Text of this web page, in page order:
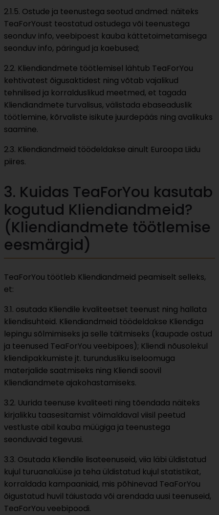
2.1.5. Ostude ja teenustega seotud andmed: näiteks
TeaForYoust teostatud ostudega või teenustega
seonduv info, veebipoest kauba kättetoimetamisega
seonduv info, päringud ja kaebused;
2.2. Kliendiandmete töötlemisel lähtub TeaForYou
kehtivatest õigusaktidest ning võtab vajalikud
tehnilised ja korralduslikud meetmed, et tagada
Kliendiandmete turvalisus, välistada ebaseaduslik
töötlemine, kõrvaliste isikute juurdepääs ning avalikuks
saamine.
2.3. Kliendiandmeid töödeldakse ainult Euroopa Liidu
piires.
3. Kuidas TeaForYou kasutab
kogutud Kliendiandmeid?
(Kliendiandmete töötlemise
eesmärgid)
TeaForYou töötleb Kliendiandmeid peamiselt selleks,
et:
3.1. osutada Kliendile kvaliteetset teenust ning hallata
kliendisuhteid. Kliendiandmeid töödeldakse Kliendiga
lepingu sõlmimiseks ja selle täitmiseks (kaupade ostud
ja teenused TeaForYou veebipoes); Kliendi nõusolekul
kliendipakkumiste jt. turundusliku iseloomuga
materjalide saatmiseks ning Kliendi soovil
Kliendiandmete ajakohastamiseks.
3.2. Uurida teenuse kvaliteeti ning tõendada näiteks
kirjalikku taasesitamist võimaldaval viisil peetud
vestluste abil kauba müügiga ja teenustega
seonduvaid tegevusi.
3.3. Osutada Kliendile lisateenuseid, viia läbi üldistatud
kujul turuanalüüse ja teha üldistatud kujul statistikat,
korraldada kampaaniaid, mis põhinevad TeaForYou
õigustatud huvil täiustada või arendada uusi teenuseid,
TeaForYou veebipoodi.